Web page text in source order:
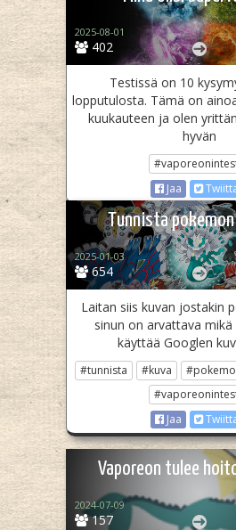
402
2025-08-01
Testissä on 10
lopputulosta. Tämä on
kuukauteen ja olen
hyvän
Jaa
Tunnista
654
2025-01-03
Laitan siis kuvan jostakin
sinun on arvattava mikä
käyttää Googlen
#tunnista #kuva
Jaa
Vaporeon tulee
157
2024-07-09